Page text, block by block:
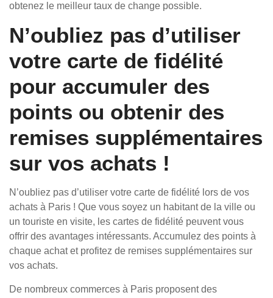
obtenez le meilleur taux de change possible.
N’oubliez pas d’utiliser
votre carte de fidélité
pour accumuler des
points ou obtenir des
remises supplémentaires
sur vos achats !
N’oubliez pas d’utiliser votre carte de fidélité lors de vos
achats à Paris ! Que vous soyez un habitant de la ville ou
un touriste en visite, les cartes de fidélité peuvent vous
offrir des avantages intéressants. Accumulez des points à
chaque achat et profitez de remises supplémentaires sur
vos achats.
De nombreux commerces à Paris proposent des